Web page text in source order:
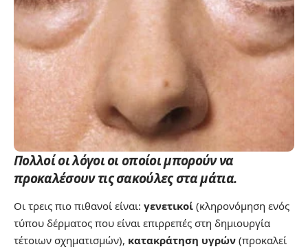
Πολλοί οι λόγοι οι οποίοι μπορούν να
προκαλέσουν τιςσακούλες στα μάτια.
Οι τρεις πιο πιθανοί είναι: γενετικοί (κληρονόμηση ενός
τύπου δέρματος που είναι επιρρεπές στη δημιουργία
τέτοιων σχηματισμών), κατακράτηση υγρών (προκαλεί